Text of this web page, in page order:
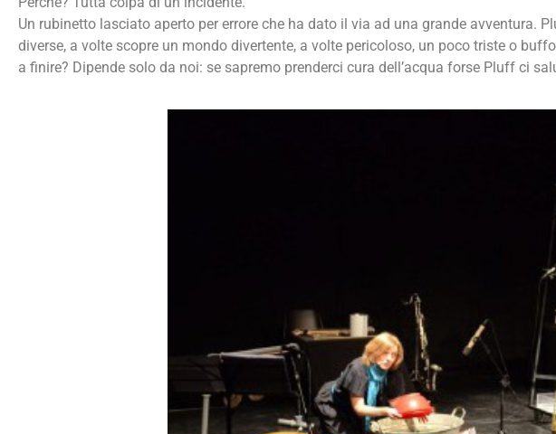
Un rubinetto lasciato aperto per errore che ha dato il via ad una grande avventura.
diverse, a volte scopre un mondo divertente, a volte pericoloso, un poco triste o
a finire? Dipende solo da noi: se sapremo prenderci cura dell’acqua forse Pluff ci